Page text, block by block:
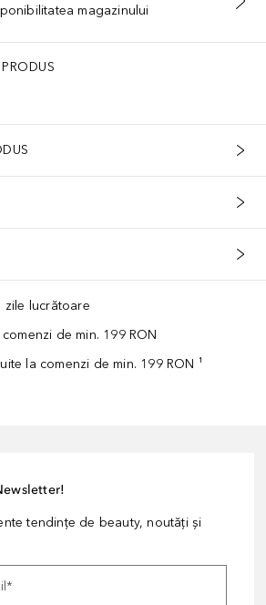
ADĂUGAȚI ÎN COŞ
magazinului
zile lucrătoare
de min. 199 RON
la comenzi de min. 199 RON ¹
tendințe de beauty, noutăți și
*